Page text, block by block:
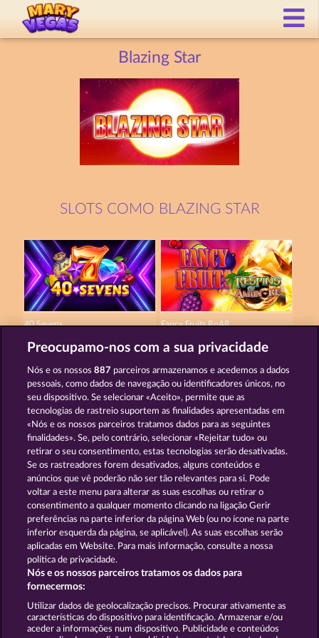
Blazing Star
SLOTS COMO BLAZING STAR
40 Sevens Fancy Fruits RoAR
Maaax Diamonds Frooty Troupe Sun Splash
Termos e Condições
Declaração de Privacidade Marca
Empresa Perguntas frequentes
Programa de parceiros afiliados Facebook
Enviar pedido de rescisão
Preocupamo-nos com a sua privacidade
Nós e os nossos887 parceiros armazenamos e acedemos a dados
pessoais, como dados de navegação ou identificadores únicos, no
seu dispositivo. Se selecionar «Aceito», permite que as
tecnologias de rastreio suportem as finalidades apresentadas em
«Nós e os nossos parceiros tratamos dados para as seguintes
finalidades». Se, pelo contrário, selecionar «Rejeitar tudo» ou
retirar o seu consentimento, estas tecnologias serão desativadas.
Se os rastreadores forem desativados, alguns conteúdos e
anúncios que vê poderão não ser tão relevantes para si. Pode
voltar a este menu para alterar as suas escolhas ou retirar o
consentimento a qualquer momento clicando na ligação Gerir
preferências na parte inferior da página Web (ou no ícone na parte
inferior esquerda da página, se aplicável). As suas escolhas serão
aplicadas em Website. Para mais informação, consulte a nossa
política de privacidade.
Nós e os nossos parceiros tratamos os dados para
fornecermos:
Utilizar dados de geolocalização precisos. Procurar ativamente as
características do dispositivo para identificação. Armazenar e/ou
aceder a informações num dispositivo. Publicidade e conteúdos